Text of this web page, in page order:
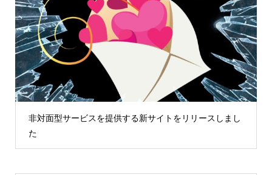
非対面型サービスを提供する新サイトをリリースしまし
た